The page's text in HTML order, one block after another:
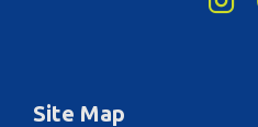
Site Map